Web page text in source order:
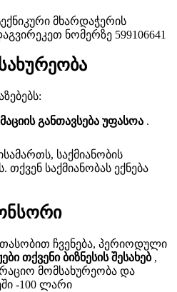
მხარდაჭერის
ნომერზე 599106641
განთავსება უფასოა .
საქმიანობის
საქმიანობას ექნება
ჩვენება, პერიოდული
თქვენი ბიზნესის შესახებ,
მომსახურეობა და
-100 ლარი